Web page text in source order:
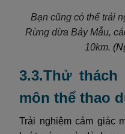
Bạn cũng có thể trải
Rừng dừa Bảy Mẫu,
10km.
3.3.Thử
môn thể thao
Trải nghiệm cảm giác